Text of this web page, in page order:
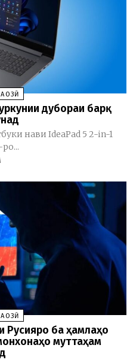
дубораи барқ
нави IdeaPad 5 2-in-1
ро...
Русияро ба ҳамлаҳо
муттаҳам